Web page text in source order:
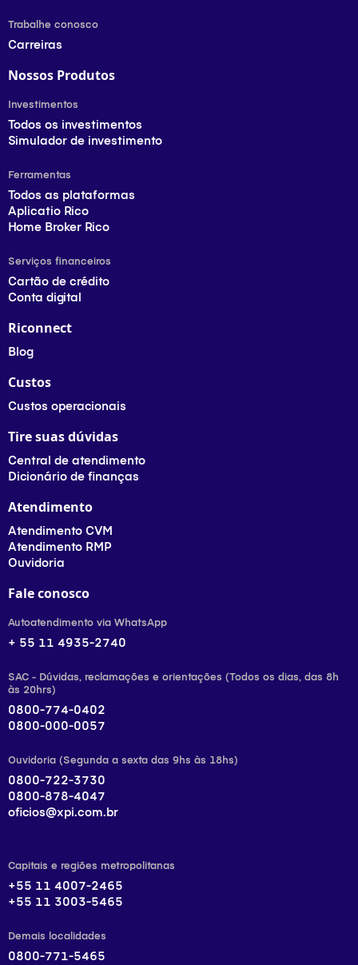
Trabalhe conosco
Carreiras
Nossos Produtos
Investimentos
Todos os investimentos
Simulador de investimento
Ferramentas
Todos as plataformas
Aplicatio Rico
Home Broker Rico
Serviços financeiros
Cartão de crédito
Conta digital
Riconnect
Blog
Custos
Custos operacionais
Tire suas dúvidas
Central de atendimento
Dicionário de finanças
Atendimento
Atendimento CVM
Atendimento RMP
Ouvidoria
Fale conosco
Autoatendimento via WhatsApp
+ 55 11 4935-2740
SAC - Dúvidas, reclamações e orientações (Todos os dias, das 8h
às 20hrs)
0800-774-0402
0800-000-0057
Ouvidoria (Segunda a sexta das 9hs às 18hs)
0800-722-3730
0800-878-4047
oficios@xpi.com.br
Capitais e regiões metropolitanas
+55 11 4007-2465
+55 11 3003-5465
Demais localidades
0800-771-5465